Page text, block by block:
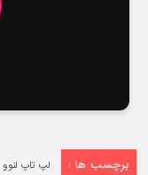
برچسب ها : لپ تاپ لنوو